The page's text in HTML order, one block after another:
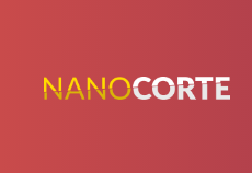
conteúdo